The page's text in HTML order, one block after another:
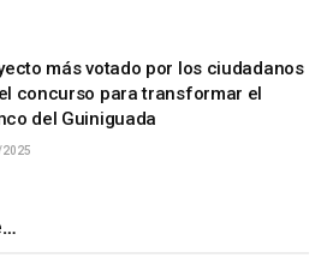
más votado por los ciudadanos
concurso para transformar el
del Guiniguada